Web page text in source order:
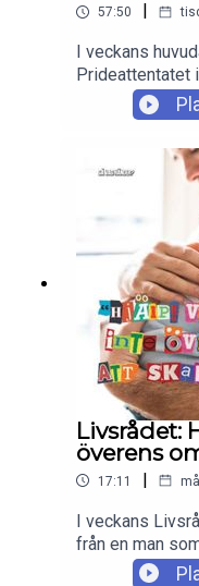
57:50
I veckans
Prideattentatet
misslyckanden
snackar vi
många icke-
Vi diskuterar
svensk och
Livsrådet:
överens
17:11 |
I veckans
från en man
har tidigare